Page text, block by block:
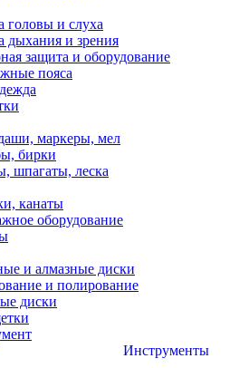
головы и слуха
дыхания и зрения
защита и оборудование
пояса
маркеры, мел
бирки
шпагаты, леска
канаты
оборудование
и алмазные диски
и полирование
диски